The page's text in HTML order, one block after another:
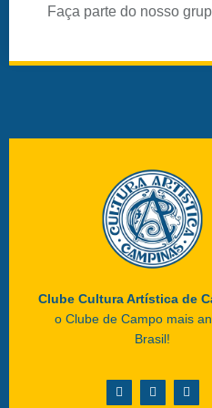
Faça parte do nosso
Clube Cultura Artística de
o Clube de Campo mais
Brasil!